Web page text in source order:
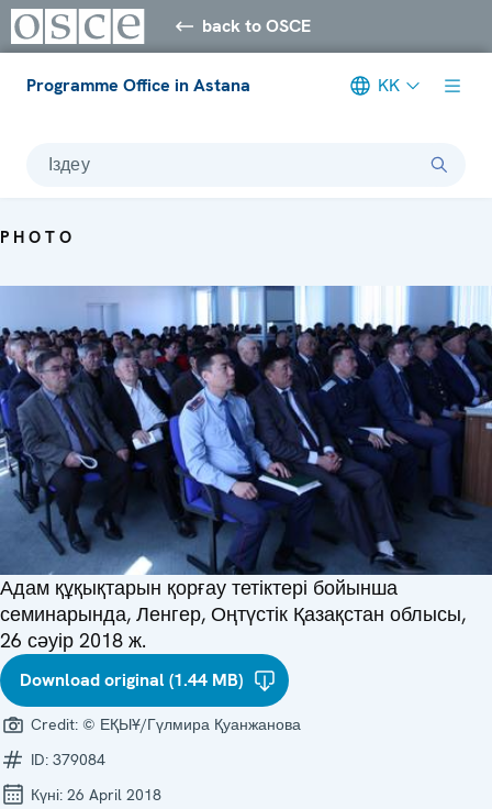
back to OSCE
Programme Office in Astana KK
Іздеу
PHOTO
Адам құқықтарын қорғау тетіктері бойынша
семинарында, Ленгер, Оңтүстік Қазақстан облысы,
26 сәуір 2018 ж.
Download original (1.44 MB)
Credit: © ЕҚЫҰ/Гүлмира Қуанжанова
ID: 379084
Күні: 26 April 2018